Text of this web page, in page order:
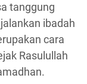
tanggung
ibadah
cara
Rasulullah